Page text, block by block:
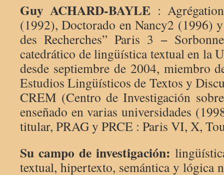
Guy ACHARD-BAYLE :
(1992), Doctorado en Nancy2 (1996)
des Recherches” Paris 3 −
catedrático de lingüística textual en la
desde septiembre de 2004, miembro
Estudios Lingüísticos de Textos y
CREM (Centro de Investigación
enseñado en varias universidades
titular, PRAG y PRCE : Paris VI, X,
Su campo de investigación:
textual, hipertexto, semántica y lógica